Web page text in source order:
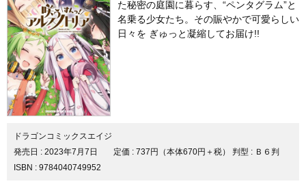
た秘密の庭園に暮らす、“ペンタグラム”と
名乗る少女たち。その賑やかで可愛らしい
日々を ぎゅっと凝縮してお届け!!
ドラゴンコミックスエイジ
発売日 : 2023年7月7日 定価 : 737円（本体670円＋税） 判型 : Ｂ６判
ISBN : 9784040749952